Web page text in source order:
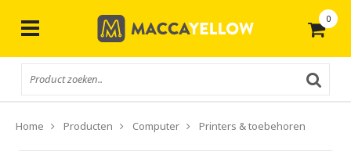
0
Home Producten Computer Printers & toebehoren